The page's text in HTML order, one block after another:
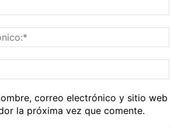
correo electrónico y sitio web
la próxima vez que comente.